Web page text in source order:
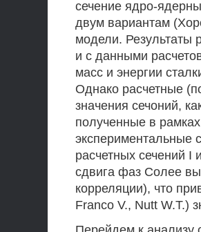
сечение ядро-
двум вариантам
модели. Результаты
и с данными
масс и энергии
Однако расчетные
значения сечоний,
полученные в
экспериментальные
расчетных сечений I
сдвига фаз Солее
корреляции), что
Franco V., Nutt W.T.)